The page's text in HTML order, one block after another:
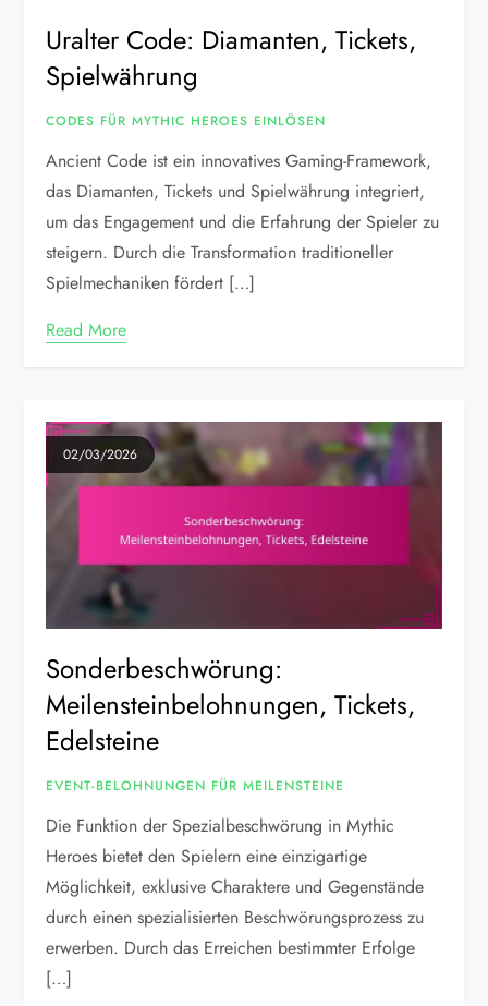
Uralter Code: Diamanten, Tickets,
Spielwährung
CODES FÜR MYTHIC HEROES EINLÖSEN
Ancient Code ist ein innovatives Gaming-Framework,
das Diamanten, Tickets und Spielwährung integriert,
um das Engagement und die Erfahrung der Spieler zu
steigern. Durch die Transformation traditioneller
Spielmechaniken fördert […]
Read More
02/03/2026
Sonderbeschwörung:
Meilensteinbelohnungen, Tickets,
Edelsteine
EVENT-BELOHNUNGEN FÜR MEILENSTEINE
Die Funktion der Spezialbeschwörung in Mythic
Heroes bietet den Spielern eine einzigartige
Möglichkeit, exklusive Charaktere und Gegenstände
durch einen spezialisierten Beschwörungsprozess zu
erwerben. Durch das Erreichen bestimmter Erfolge
[…]